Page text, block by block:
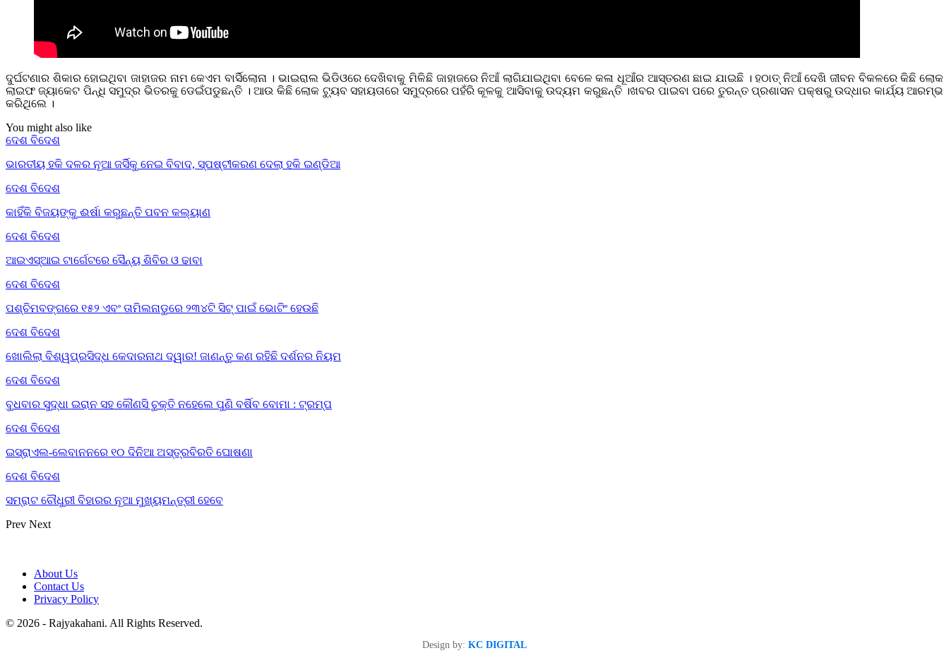
ଦୁର୍ଘଟଣାର ଶିକାର ହୋଇଥିବା ଜାହାଜର ନାମ କେଏମ ବାର୍ସିଲୋନା । ଭାଇରାଲ ଭିଡିଓରେ ଦେଖିବାକୁ ମିଳିଛି ଜାହାଜରେ ନିଆଁ ଲାଗିଯାଇଥିବା ବେଳେ କଳା ଧୂଆଁର ଆସ୍ତରଣ ଛାଇ ଯାଇଛି । ହଠାତ୍ ନିଆଁ ଦେଖି ଜୀବନ ବିକଳରେ କିଛି ଲୋକ
ଲାଇଫ ଜ୍ୟାକେଟ ପିନ୍ଧି ସମୁଦ୍ର ଭିତରକୁ ଡେଇଁପଡୁଛନ୍ତି । ଆଉ କିଛି ଲୋକ ଟ୍ୟୁବ ସହାୟତାରେ ସମୁଦ୍ରରେ ପହଁରି କୂଳକୁ ଆସିବାକୁ ଉଦ୍ୟମ କରୁଛନ୍ତି ।ଖବର ପାଇବା ପରେ ତୁରନ୍ତ ପ୍ରଶାସନ ପକ୍ଷରୁ ଉଦ୍ଧାର କାର୍ଯ୍ୟ ଆରମ୍ଭ
କରିଥିଲେ ।
You might also like
ଦେଶ ବିଦେଶ
ଭାରତୀୟ ହକି ଦଳର ନୂଆ ଜର୍ସିକୁ ନେଇ ବିବାଦ, ସ୍ପଷ୍ଟୀକରଣ ଦେଲା ହକି ଇଣ୍ଡିଆ
ଦେଶ ବିଦେଶ
କାହିଁକି ବିଜୟଙ୍କୁ ଈର୍ଷା କରୁଛନ୍ତି ପବନ କଲ୍ୟାଣ
ଦେଶ ବିଦେଶ
ଆଇଏସ୍‌ଆଇ ଟାର୍ଗେଟରେ ସୈନ୍ୟ ଶିବିର ଓ ଢାବା
ଦେଶ ବିଦେଶ
ପଶ୍ଚିମବଙ୍ଗରେ ୧୫୨ ଏବଂ ତାମିଲନାଡୁରେ ୨୩୪ଟି ସିଟ୍ ପାଇଁ ଭୋଟିଂ ହେଉଛି
ଦେଶ ବିଦେଶ
ଖୋଲିଲା ବିଶ୍ୱପ୍ରସିଦ୍ଧ କେଦାରନାଥ ଦ୍ୱାର! ଜାଣନ୍ତୁ କଣ ରହିଛି ଦର୍ଶନର ନିୟମ
ଦେଶ ବିଦେଶ
ବୁଧବାର ସୁଦ୍ଧା ଇରାନ ସହ କୌଣସି ଚୁକ୍ତି ନହେଲେ ପୁଣି ବର୍ଷିବ ବୋମା : ଟ୍ରମ୍ପ
ଦେଶ ବିଦେଶ
ଇସ୍ରାଏଲ-ଲେବାନନରେ ୧୦ ଦିନିଆ ଅସ୍ତ୍ରବିରତି ଘୋଷଣା
ଦେଶ ବିଦେଶ
ସମ୍ରାଟ ଚୌଧୁରୀ ବିହାରର ନୂଆ ମୁଖ୍ୟମନ୍ତ୍ରୀ ହେବେ
Prev Next
About Us
Contact Us
Privacy Policy
© 2026 - Rajyakahani. All Rights Reserved.
Design by: KC DIGITAL